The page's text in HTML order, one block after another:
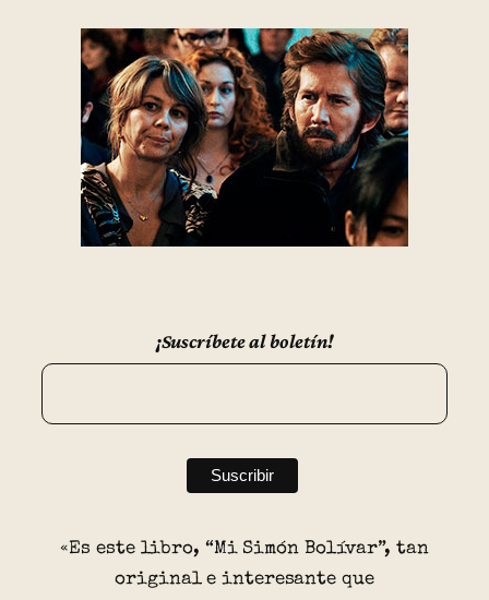
¡Suscríbete al boletín!
«Es este libro, “Mi Simón Bolívar”, tan
original e interesante que